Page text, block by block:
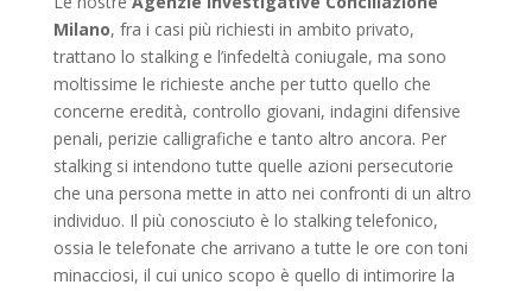
Milano, fra i casi più richiesti in ambito privato,
trattano lo stalking e l’infedeltà coniugale, ma sono
moltissime le richieste anche per tutto quello che
concerne eredità, controllo giovani, indagini difensive
penali, perizie calligrafiche e tanto altro ancora. Per
stalking si intendono tutte quelle azioni persecutorie
che una persona mette in atto nei confronti di un altro
individuo. Il più conosciuto è lo stalking telefonico,
ossia le telefonate che arrivano a tutte le ore con toni
minacciosi, il cui unico scopo è quello di intimorire la